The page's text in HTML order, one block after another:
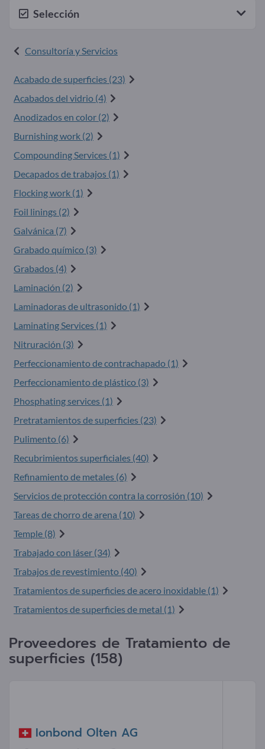
Selección
Consultoría y Servicios
Acabado de superficies (23)
Acabados del vidrio (4)
Anodizados en color (2)
Burnishing work (2)
Compounding Services (1)
Decapados de trabajos (1)
Flocking work (1)
Foil linings (2)
Galvánica (7)
Grabado químico (3)
Grabados (4)
Laminación (2)
Laminadoras de ultrasonido (1)
Laminating Services (1)
Nitruración (3)
Perfeccionamiento de contrachapado (1)
Perfeccionamiento de plástico (3)
Phosphating services (1)
Pretratamientos de superficies (23)
Pulimento (6)
Recubrimientos superficiales (40)
Refinamiento de metales (6)
Servicios de protección contra la corrosión (10)
Tareas de chorro de arena (10)
Temple (8)
Trabajado con láser (34)
Trabajos de revestimiento (40)
Tratamientos de superficies de acero inoxidable (1)
Tratamientos de superficies de metal (1)
Proveedores de Tratamiento de
superficies (158)
Ionbond Olten AG